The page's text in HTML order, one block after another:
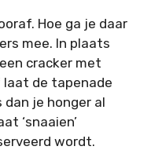
Hoe ga je daar
mee. In plaats
cracker met
laat de tapenade
je honger al
‘snaaien’
wordt.